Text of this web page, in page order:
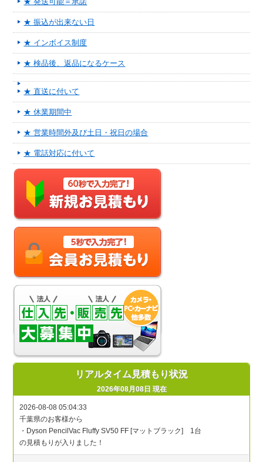
★ 振込が出来ない日
★ インボイス制度
★ 検品後、返品になるケース
★ 直送に付いて
★ 休業期間中
★ 営業時間外及び土日・祝日の場合
★ 電話対応に付いて
リアルタイム見積もり状況
2026年08月08日 現在